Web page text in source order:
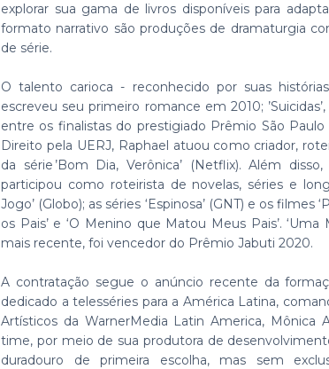
explorar sua gama de livros disponíveis para
formato narrativo são produções de dramaturgia
de série.
O talento carioca - reconhecido por suas
escreveu seu primeiro romance em 2010;
entre os finalistas do prestigiado Prêmio São
Direito pela UERJ, Raphael atuou como criador,
da série ’Bom Dia, Verônica’ (Netflix). Além
participou como roteirista de novelas, séries e
Jogo’ (Globo); as séries ‘Espinosa’ (GNT) e os filmes
os Pais’ e ‘O Menino que Matou Meus Pais’.
mais recente, foi vencedor do Prêmio Jabuti 2020.
A contratação segue o anúncio recente da
dedicado a telesséries para a América Latina,
Artísticos da WarnerMedia Latin America, Mônica
time, por meio de sua produtora de
duradouro de primeira escolha, mas sem